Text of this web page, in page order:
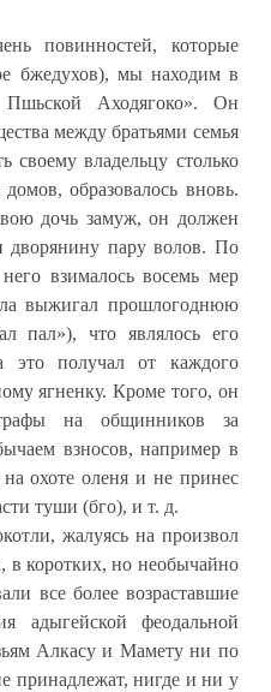
повинностей, которые
бжедухов), мы находим в
Пшьской Аходягоко». Он
между братьями семья
своему владельцу столько
образовалось вновь.
дочь замуж, он должен
дворянину пару волов. По
взималось восемь мер
выжигал прошлогоднюю
пал»), что являлось его
это получал от каждого
ягненку. Кроме того, он
на общинников за
взносов, например в
охоте оленя и не принес
туши (бго), и т. д.
жалуясь на произвол
в коротких, но необычайно
все более возраставшие
адыгейской феодальной
Алкасу и Мамету ни по
принадлежат, нигде и ни у